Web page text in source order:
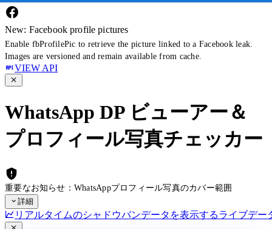
New: Facebook profile pictures
Enable fbProfilePic to retrieve the picture linked to a Facebook leak.
Images are versioned and remain available from cache.
VIEW API
WhatsApp DP ビューアー＆
プロフィール写真チェッカー
重要なお知らせ：WhatsAppプロフィール写真のカバー範囲
詳細
リアルタイムのシャドウバンデータを表示するライブデー